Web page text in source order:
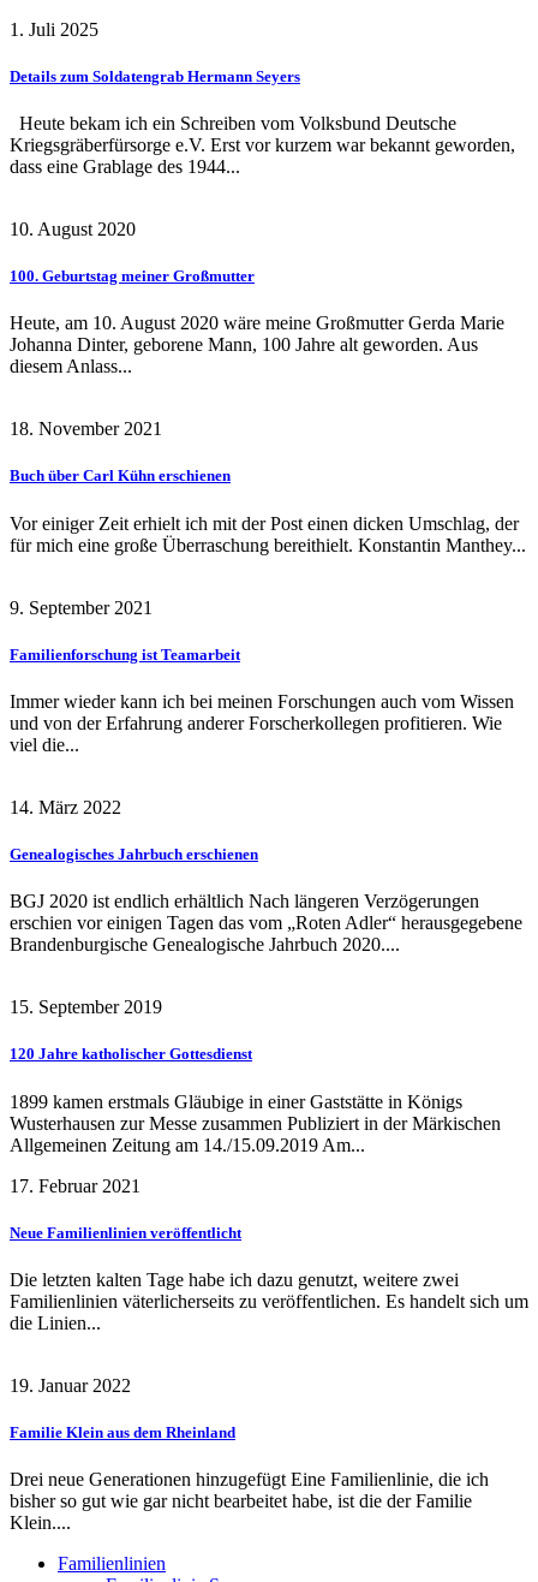
1. Juli 2025
Details zum Soldatengrab Hermann Seyers
Heute bekam ich ein Schreiben vom Volksbund Deutsche
Kriegsgräberfürsorge e.V. Erst vor kurzem war bekannt geworden,
dass eine Grablage des 1944...
10. August 2020
100. Geburtstag meiner Großmutter
Heute, am 10. August 2020 wäre meine Großmutter Gerda Marie
Johanna Dinter, geborene Mann, 100 Jahre alt geworden. Aus
diesem Anlass...
18. November 2021
Buch über Carl Kühn erschienen
Vor einiger Zeit erhielt ich mit der Post einen dicken Umschlag, der
für mich eine große Überraschung bereithielt. Konstantin Manthey...
9. September 2021
Familienforschung ist Teamarbeit
Immer wieder kann ich bei meinen Forschungen auch vom Wissen
und von der Erfahrung anderer Forscherkollegen profitieren. Wie
viel die...
14. März 2022
Genealogisches Jahrbuch erschienen
BGJ 2020 ist endlich erhältlich Nach längeren Verzögerungen
erschien vor einigen Tagen das vom „Roten Adler“ herausgegebene
Brandenburgische Genealogische Jahrbuch 2020....
15. September 2019
120 Jahre katholischer Gottesdienst
1899 kamen erstmals Gläubige in einer Gaststätte in Königs
Wusterhausen zur Messe zusammen Publiziert in der Märkischen
Allgemeinen Zeitung am 14./15.09.2019 Am...
17. Februar 2021
Neue Familienlinien veröffentlicht
Die letzten kalten Tage habe ich dazu genutzt, weitere zwei
Familienlinien väterlicherseits zu veröffentlichen. Es handelt sich um
die Linien...
19. Januar 2022
Familie Klein aus dem Rheinland
Drei neue Generationen hinzugefügt Eine Familienlinie, die ich
bisher so gut wie gar nicht bearbeitet habe, ist die der Familie
Klein....
Familienlinien